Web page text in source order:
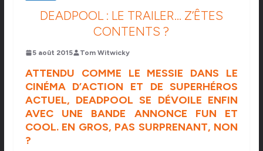
DEADPOOL : LE TRAILER… Z’ÊTES
CONTENTS ?
5 août 2015 Tom Witwicky
ATTENDU COMME LE MESSIE DANS LE
CINÉMA D’ACTION ET DE SUPERHÉROS
ACTUEL, DEADPOOL SE DÉVOILE ENFIN
AVEC UNE BANDE ANNONCE FUN ET
COOL. EN GROS, PAS SURPRENANT, NON
?